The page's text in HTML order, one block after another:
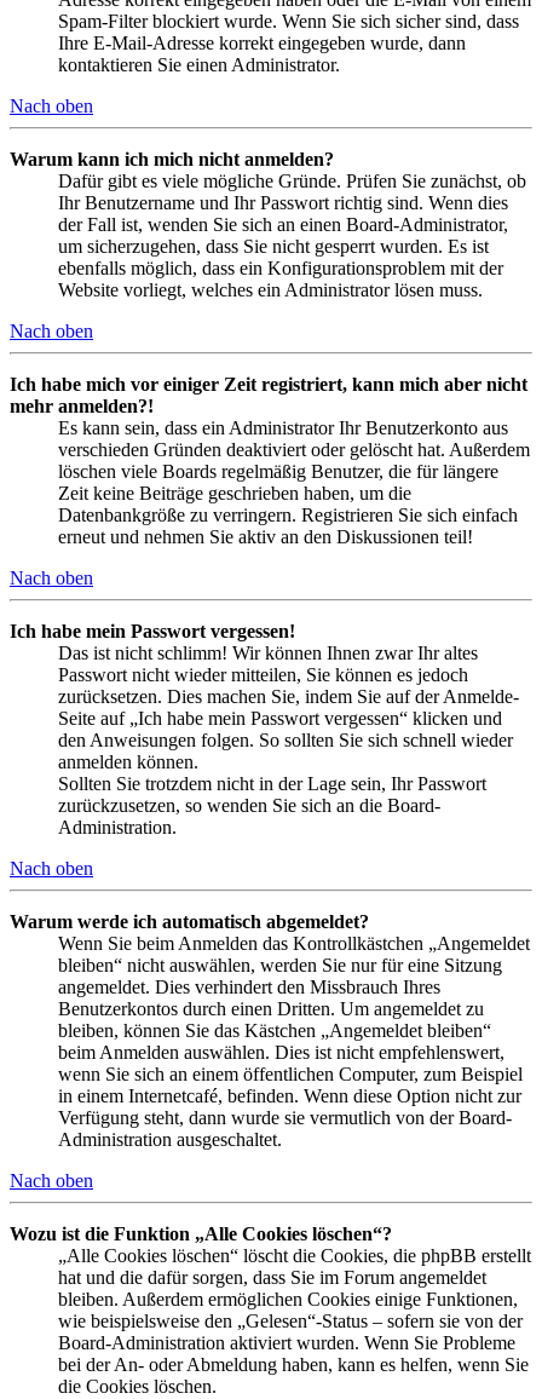
Spam-Filter blockiert wurde. Wenn Sie sich sicher sind, dass
Ihre E-Mail-Adresse korrekt eingegeben wurde, dann
kontaktieren Sie einen Administrator.
Nach oben
Warum kann ich mich nicht anmelden?
Dafür gibt es viele mögliche Gründe. Prüfen Sie zunächst, ob
Ihr Benutzername und Ihr Passwort richtig sind. Wenn dies
der Fall ist, wenden Sie sich an einen Board-Administrator,
um sicherzugehen, dass Sie nicht gesperrt wurden. Es ist
ebenfalls möglich, dass ein Konfigurationsproblem mit der
Website vorliegt, welches ein Administrator lösen muss.
Nach oben
Ich habe mich vor einiger Zeit registriert, kann mich aber nicht
mehr anmelden?!
Es kann sein, dass ein Administrator Ihr Benutzerkonto aus
verschieden Gründen deaktiviert oder gelöscht hat. Außerdem
löschen viele Boards regelmäßig Benutzer, die für längere
Zeit keine Beiträge geschrieben haben, um die
Datenbankgröße zu verringern. Registrieren Sie sich einfach
erneut und nehmen Sie aktiv an den Diskussionen teil!
Nach oben
Ich habe mein Passwort vergessen!
Das ist nicht schlimm! Wir können Ihnen zwar Ihr altes
Passwort nicht wieder mitteilen, Sie können es jedoch
zurücksetzen. Dies machen Sie, indem Sie auf der Anmelde-
Seite auf „Ich habe mein Passwort vergessen“ klicken und
den Anweisungen folgen. So sollten Sie sich schnell wieder
anmelden können.
Sollten Sie trotzdem nicht in der Lage sein, Ihr Passwort
zurückzusetzen, so wenden Sie sich an die Board-
Administration.
Nach oben
Warum werde ich automatisch abgemeldet?
Wenn Sie beim Anmelden das Kontrollkästchen „Angemeldet
bleiben“ nicht auswählen, werden Sie nur für eine Sitzung
angemeldet. Dies verhindert den Missbrauch Ihres
Benutzerkontos durch einen Dritten. Um angemeldet zu
bleiben, können Sie das Kästchen „Angemeldet bleiben“
beim Anmelden auswählen. Dies ist nicht empfehlenswert,
wenn Sie sich an einem öffentlichen Computer, zum Beispiel
in einem Internetcafé, befinden. Wenn diese Option nicht zur
Verfügung steht, dann wurde sie vermutlich von der Board-
Administration ausgeschaltet.
Nach oben
Wozu ist die Funktion „Alle Cookies löschen“?
„Alle Cookies löschen“ löscht die Cookies, die phpBB erstellt
hat und die dafür sorgen, dass Sie im Forum angemeldet
bleiben. Außerdem ermöglichen Cookies einige Funktionen,
wie beispielsweise den „Gelesen“-Status – sofern sie von der
Board-Administration aktiviert wurden. Wenn Sie Probleme
bei der An- oder Abmeldung haben, kann es helfen, wenn Sie
die Cookies löschen.